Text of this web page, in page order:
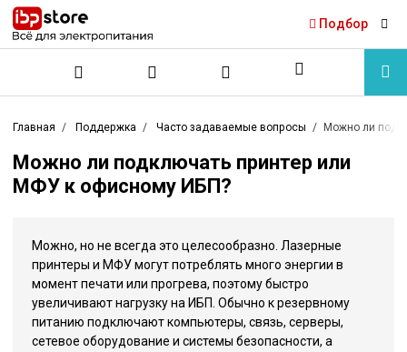
Подбор
Главная Поддержка Часто задаваемые вопросы Можно ли
Можно ли подключать принтер или
МФУ к офисному ИБП?
Можно, но не всегда это целесообразно. Лазерные
принтеры и МФУ могут потреблять много энергии в
момент печати или прогрева, поэтому быстро
увеличивают нагрузку на ИБП. Обычно к резервному
питанию подключают компьютеры, связь, серверы,
сетевое оборудование и системы безопасности, а